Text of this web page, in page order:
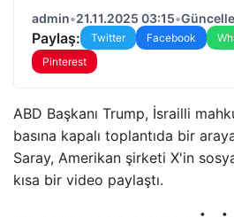
admin•21.11.2025 03:15•
Paylaş: Twitter Facebook
Pinterest
ABD Başkanı Trump, İsrailli
basına kapalı toplantıda bir
Saray, Amerikan şirketi X'in
kısa bir video paylaştı.